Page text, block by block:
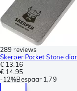
289 reviews
Skerper Pocket Stone
€ 13,16
€ 14,95
-12%Bespaar 1,79